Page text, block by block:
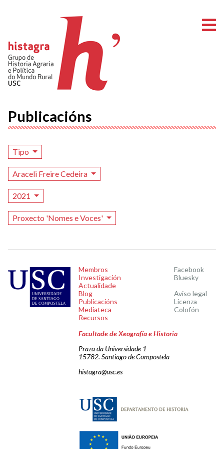
Publicacións
Tipo
Araceli Freire Cedeira
2021
Proxecto 'Nomes e Voces'
Membros
Investigación
Actualidade
Blog
Publicacións
Mediateca
Recursos
Facebook
Bluesky
Aviso legal
Licenza
Colofón
Facultade de Xeografía e Historia
Praza da Universidade 1
15782. Santiago de Compostela
histagra@usc.es